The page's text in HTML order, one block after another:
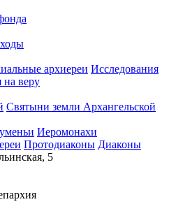
архиереи Исследования
на веру
Святыни земли Архангельской
Иеромонахи
Протодиаконы Диаконы
5